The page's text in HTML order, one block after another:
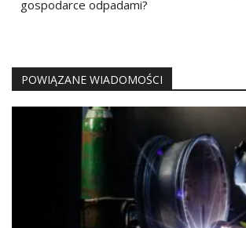
gospodarce odpadami?
POWIĄZANE WIADOMOŚCI